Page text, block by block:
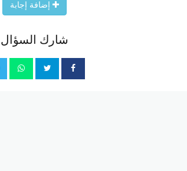
إضافة إجابة
شارك السؤال